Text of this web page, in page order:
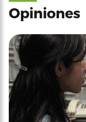
Opiniones